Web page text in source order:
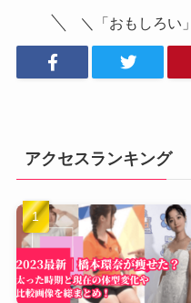
＼「おもしろい
アクセスランキング